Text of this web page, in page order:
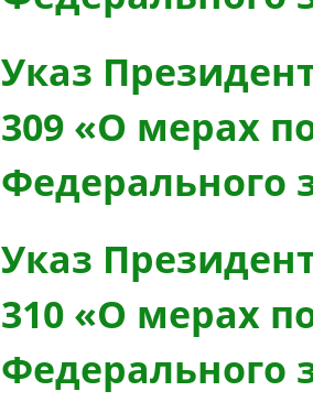
Указ
309 «О мерах
Федерального
Указ
310 «О мерах
Федерального